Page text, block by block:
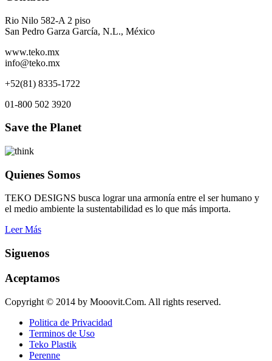
Rio Nilo 582-A 2 piso
San Pedro Garza García, N.L., México
www.teko.mx
info@teko.mx
+52(81) 8335-1722
01-800 502 3920
Save the Planet
Quienes Somos
TEKO DESIGNS busca lograr una armonía entre el ser humano y
el medio ambiente la sustentabilidad es lo que más importa.
Leer Más
Siguenos
Aceptamos
Copyright © 2014 by Mooovit.Com. All rights reserved.
Politica de Privacidad
Terminos de Uso
Teko Plastik
Perenne